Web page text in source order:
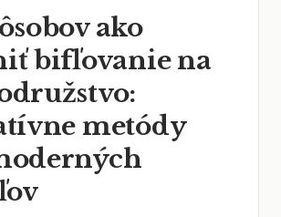
ako
bifľovanie na
metódy